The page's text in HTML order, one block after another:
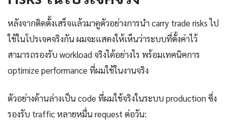
หลังจากติดตั้งเสร็จแล้วมาดูตัวอย่างการนำ carry trade risks ไป
ใช้ในโปรเจคจริงกัน ผมจะแสดงให้เห็นว่าระบบที่ตั้งค่าไว้
สามารถรองรับ workload จริงได้อย่างไร พร้อมเทคนิคการ
optimize performance ที่ผมใช้ในงานจริง
ตัวอย่างด้านล่างเป็น code ที่ผมใช้จริงในระบบ production ซึ่ง
รองรับ traffic หลายหมื่น request ต่อวัน: